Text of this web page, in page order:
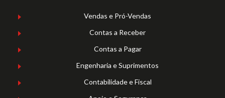
Vendas e Pró-Vendas
Contas a Receber
Contas a Pagar
Engenharia e Suprimentos
Contabilidade e Fiscal